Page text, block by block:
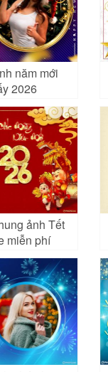
năm mới
2026
ảnh Tết
miễn phí